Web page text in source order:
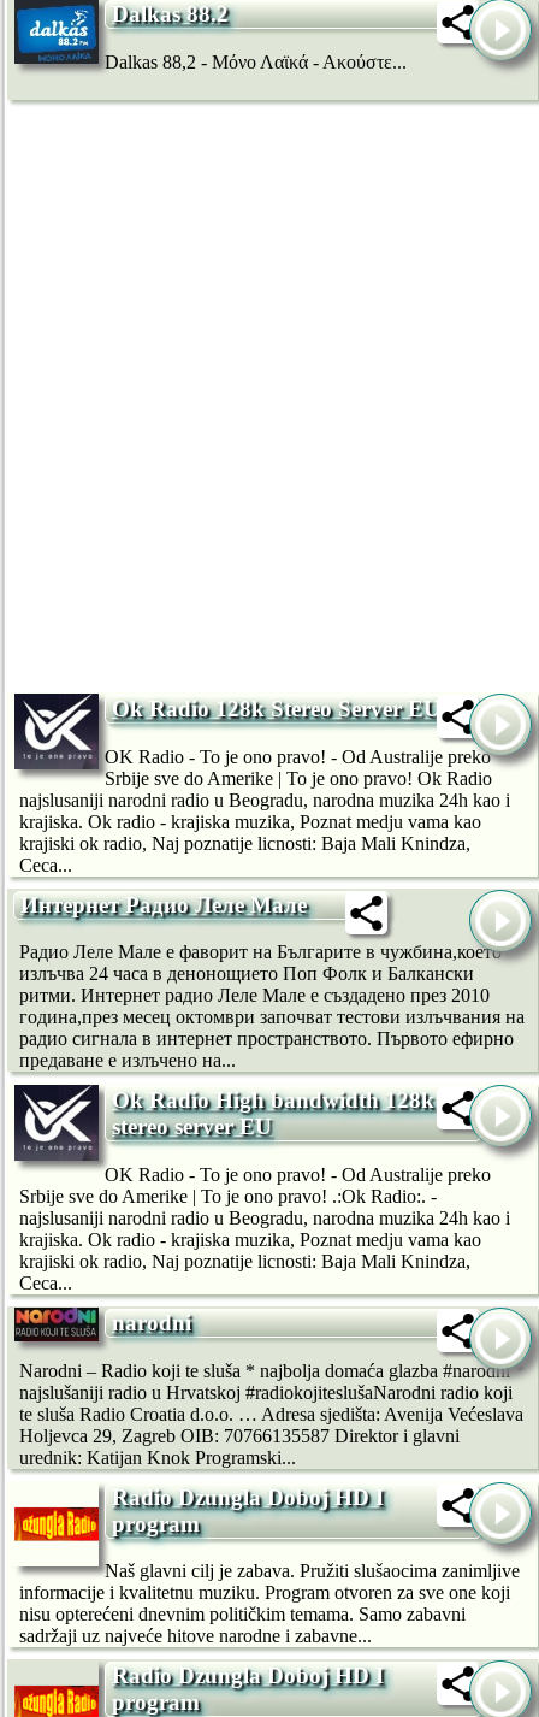
Dalkas 88.2
Dalkas 88,2 - Μόνο Λαϊκά - Ακούστε...
Ok Radio 128k Stereo Server EU
OK Radio - To je ono pravo! - Od Australije preko
Srbije sve do Amerike | To je ono pravo! Ok Radio
najslusaniji narodni radio u Beogradu, narodna muzika 24h kao i
krajiska. Ok radio - krajiska muzika, Poznat medju vama kao
krajiski ok radio, Naj poznatije licnosti: Baja Mali Knindza,
Ceca...
Интернет Радио Леле Мале
Радио Леле Мале е фаворит на Българите в чужбина,което
излъчва 24 часа в денонощието Поп Фолк и Балкански
ритми. Интернет радио Леле Мале е създадено през 2010
година,през месец октомври започват тестови излъчвания на
радио сигнала в интернет пространството. Първото ефирно
предаване е излъчено на...
Ok Radio High bandwidth 128k
stereo server EU
OK Radio - To je ono pravo! - Od Australije preko
Srbije sve do Amerike | To je ono pravo! .:Ok Radio:. -
najslusaniji narodni radio u Beogradu, narodna muzika 24h kao i
krajiska. Ok radio - krajiska muzika, Poznat medju vama kao
krajiski ok radio, Naj poznatije licnosti: Baja Mali Knindza,
Ceca...
narodni
Narodni – Radio koji te sluša * najbolja domaća glazba #narodni *
najslušaniji radio u Hrvatskoj #radiokojiteslušaNarodni radio koji
te sluša Radio Croatia d.o.o. … Adresa sjedišta: Avenija Većeslava
Holjevca 29, Zagreb OIB: 70766135587 Direktor i glavni
urednik: Katijan Knok Programski...
Radio Dzungla Doboj HD I
program
Naš glavni cilj je zabava. Pružiti slušaocima zanimljive
informacije i kvalitetnu muziku. Program otvoren za sve one koji
nisu opterećeni dnevnim političkim temama. Samo zabavni
sadržaji uz najveće hitove narodne i zabavne...
Radio Dzungla Doboj HD I
program